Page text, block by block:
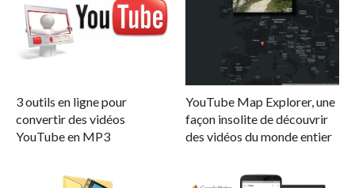
3 outils en ligne pour
convertir des vidéos
YouTube en MP3
YouTube Map Explorer, une
façon insolite de découvrir
des vidéos du monde entier